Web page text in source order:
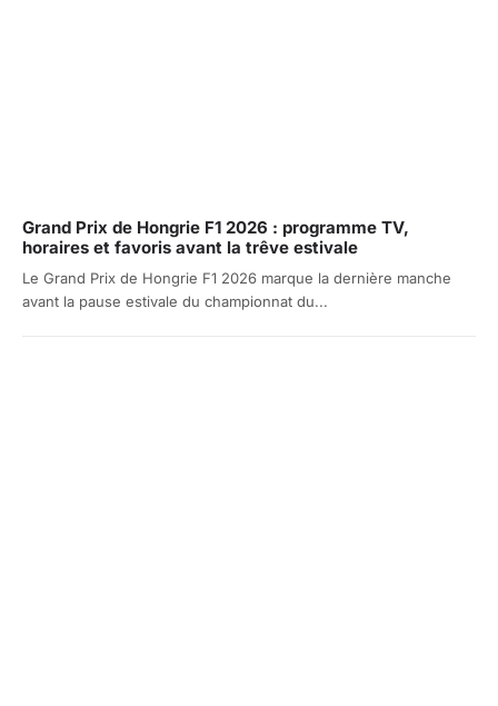
Grand Prix de Hongrie F1 2026 : programme TV,
horaires et favoris avant la trêve estivale
Le Grand Prix de Hongrie F1 2026 marque la dernière manche
avant la pause estivale du championnat du...